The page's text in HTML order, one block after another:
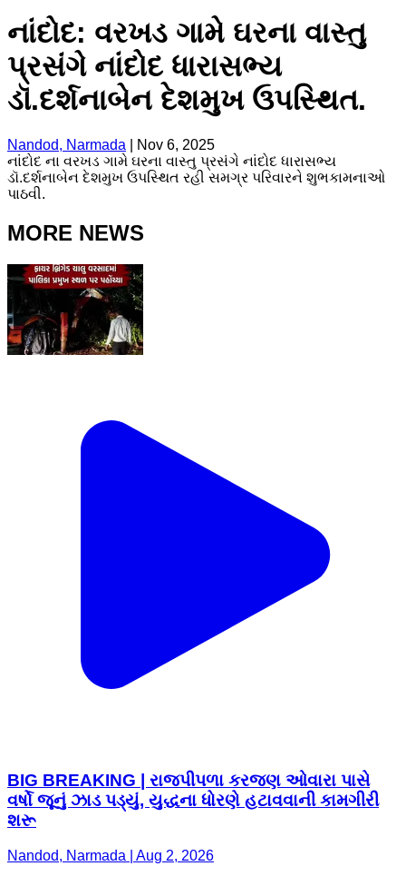
નાંદોદ: વરખડ ગામે ઘરના વાસ્તુ
પ્રસંગે નાંદોદ ધારાસભ્ય
ડૉ.દર્શનાબેન દેશમુખ ઉપસ્થિત.
Nandod, Narmada
Nov 6, 2025
નાંદોદ ના વરખડ ગામે ઘરના વાસ્તુ પ્રસંગે નાંદોદ ધારાસભ્ય
ડૉ.દર્શનાબેન દેશમુખ ઉપસ્થિત રહી સમગ્ર પરિવારને શુભકામનાઓ
પાઠવી.
MORE NEWS
BIG BREAKING | રાજપીપળા કરજણ ઓવારા પાસે
વર્ષો જૂનું ઝાડ પડ્યું, યુદ્ધના ધોરણે હટાવવાની કામગીરી
શરૂ
Nandod, Narmada | Aug 2, 2026